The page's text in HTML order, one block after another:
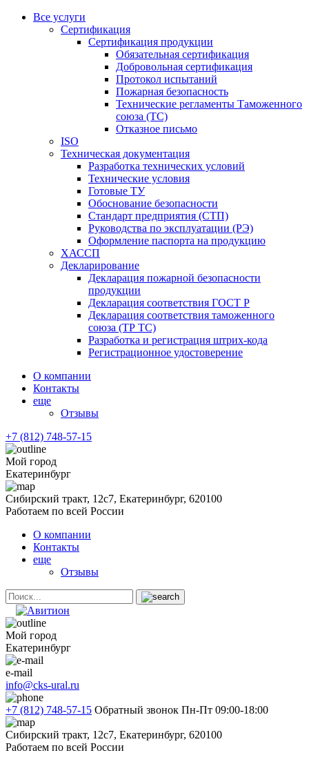
Все услуги
Сертификация
Сертификация продукции
Обязательная сертификация
Добровольная сертификация
Протокол испытаний
Пожарная безопасность
Технические регламенты Таможенного
союза (ТС)
Отказное письмо
ISO
Техническая документация
Разработка технических условий
Технические условия
Готовые ТУ
Обоснование безопасности
Стандарт предприятия (СТП)
Руководства по эксплуатации (РЭ)
Оформление паспорта на продукцию
ХАССП
Декларирование
Декларация пожарной безопасности
продукции
Декларация соответствия ГОСТ Р
Декларация соответствия таможенного
союза (ТР ТС)
Разработка и регистрация штрих-кода
Регистрационное удостоверение
О компании
Контакты
еще
Отзывы
+7 (812) 748-57-15
Мой город
Екатеринбург
Сибирский тракт, 12с7, Екатеринбург, 620100
Работаем по всей России
О компании
Контакты
еще
Отзывы
Мой город
Екатеринбург
e-mail
info@cks-ural.ru
+7 (812) 748-57-15 Обратный звонок Пн-Пт 09:00-18:00
Сибирский тракт, 12с7, Екатеринбург, 620100
Работаем по всей России